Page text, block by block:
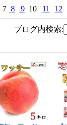
7 8 9 10 11 12
ブログ内検索: